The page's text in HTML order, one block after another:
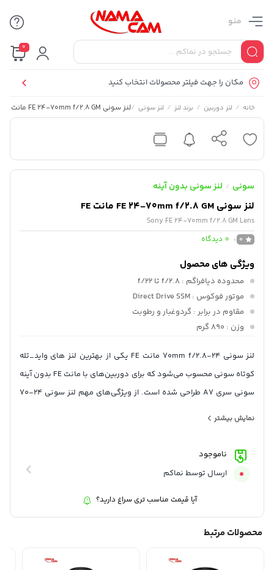
منو
0
مکان را جهت فیلتر محصولات انتخاب کنید
خانه / لنز دوربین / برند لنز / لنز سونی /لنز سونی FE 24-70mm f/2.8 GM مانت FE
سونی / لنز سونی بدون آینه
لنز سونی FE 24-70mm f/2.8 GM مانت FE
Sony FE 24-70mm f/2.8 GM Lens
0
0 دیدگاه
ویژگی های محصول
محدوده دیافراگم : f/2.8 تا f/22
موتور فوکوس : Direct Drive SSM
مقاوم در برابر : گردوغبار و رطوبت
وزن : 890 گرم
لنز سونی 24-70mm f/2.8 مانت FE یکی از بهترین لنز های واید_تله
کوتاه سونی محسوب می‌شود که برای دوربین‌های با مانت FE بدون آینه
سونی سری A7 طراحی شده است. از ویژگی‌های مهم لنز سونی 24-70
عکاسی (پرتره، استودیویی، منظره و …) میباشد.
نمایش بیشتر
ناموجود
ارسال توسط نماکم
آیا قیمت مناسب تری سراغ دارید؟
محصولات مرتبط